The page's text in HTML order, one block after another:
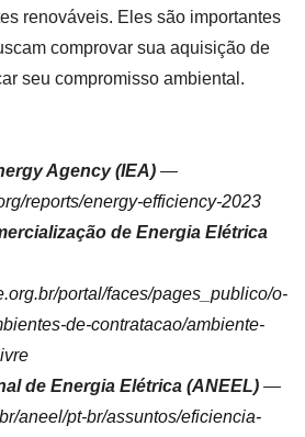
renováveis. Eles são importantes
comprovar sua aquisição de
seu compromisso ambiental.
Agency (IEA) —
reports/energy-efficiency-2023
de Energia Elétrica
portal/faces/pages_publico/o-
de-contratacao/ambiente-
de Energia Elétrica (ANEEL) —
aneel/pt-br/assuntos/eficiencia-